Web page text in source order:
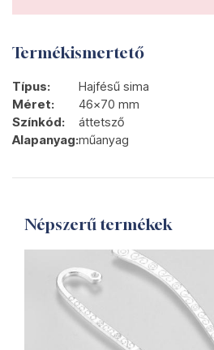
Termékismertető
Típus:
Hajfésű sima
Méret:
46x70 mm
Színkód:
áttetsző
Alapanyag:műanyag
Népszerű termékek